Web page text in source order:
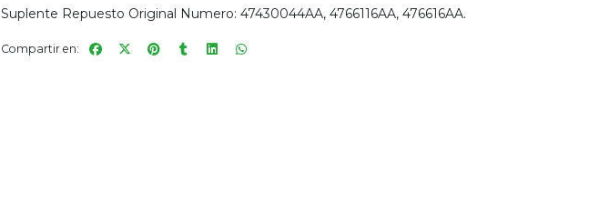
Suplente Repuesto Original Numero: 47430044AA, 4766116AA, 476616AA.
Compartir en: